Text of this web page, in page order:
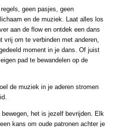
geen pasjes, geen
en de muziek. Laat alles los
aan de flow en ontdek een dans
om te verbinden met anderen,
moment in je dans. Of juist
pad te bewandelen op de
de muziek in je aderen stromen
het is jezelf bevrijden. Elk
kans om oude patronen achter je